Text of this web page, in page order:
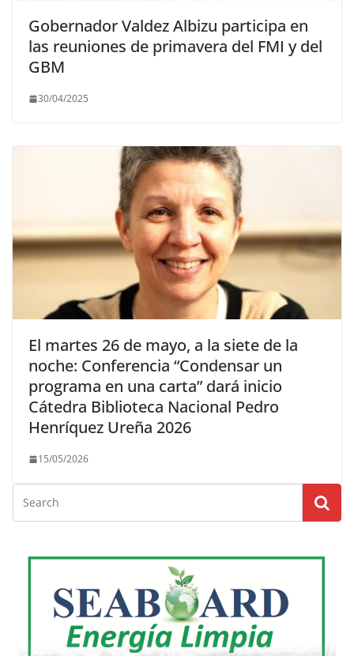
Gobernador Valdez Albizu participa en
las reuniones de primavera del FMI y del
GBM
30/04/2025
El martes 26 de mayo, a la siete de la
noche: Conferencia “Condensar un
programa en una carta” dará inicio
Cátedra Biblioteca Nacional Pedro
Henríquez Ureña 2026
15/05/2026